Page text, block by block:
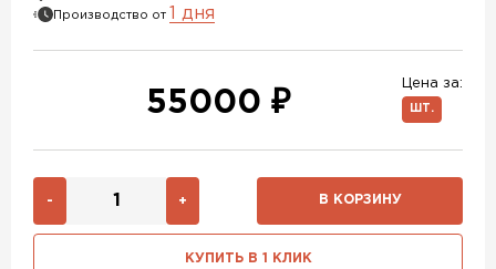
Производство от 1 дня
Цена за:
ШТ.
55000 ₽
- + В КОРЗИНУ
КУПИТЬ В 1 КЛИК